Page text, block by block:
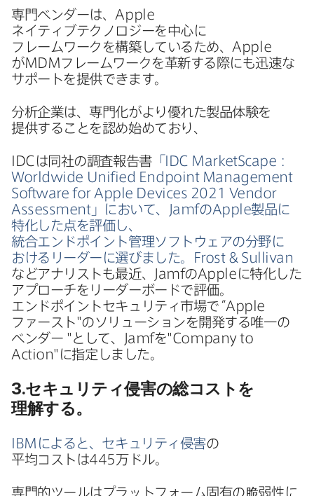
専門ベンダーは、 Apple
ネイティブテクノロジーを​中心に​
フレームワークを​構築している​ため、 Apple
がMDMフレームワークを​革新する​際にも​迅速な​
サポートを​提供できます。
分析企業は、​専門化が​より​優れた​製品体験を​
提供する​ことを​認め始めており、
IDC は​同社の​調査報告書「 IDC MarketScape ：
Worldwide Unified Endpoint Management
Software for Apple Devices 2021 Vendor
Assessment」に​おいて、 JamfのApple製品に​
特化した​点を​評価し、​
統合エンドポイント管理ソフトウェアの​分野に​
おける​リーダーに​選びました。
Frost & Sullivan
など​アナリストも​最近、
JamfのApple に​特化した​
アプローチを​リーダーボードで​評価。​
エンドポイントセキュリティ市場で “Apple
ファースト"の​ソリューションを​開発する​唯一の​
ベンダー "と​して、 Jamfを​"Company to
Action"に​指定しました。
3.セキュリティ侵害の​総コストを​
理解する。
IBM に​よると、​セキュリティ侵害の​
平均コストは445万ドル。
専門的ツールは​プラットフォーム固有の​脆弱性に​